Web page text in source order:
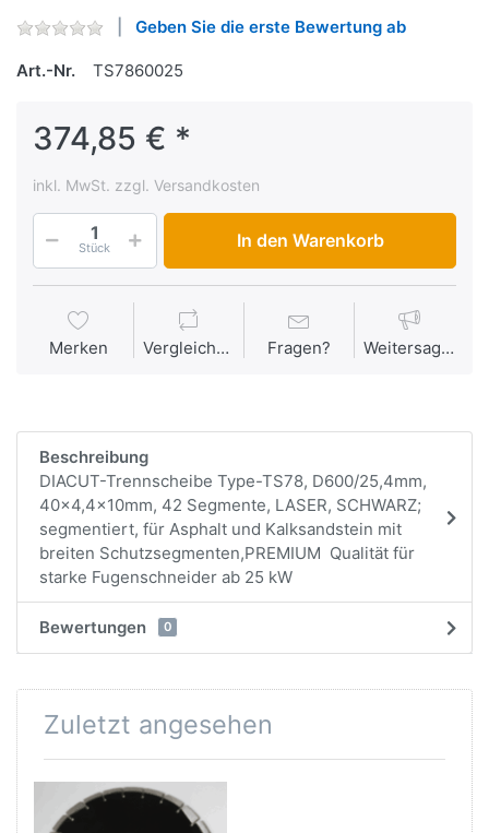
Geben Sie die erste Bewertung ab
Art.-Nr. TS7860025
374,85 € *
inkl. MwSt. zzgl. Versandkosten
Stück In den Warenkorb
Merken Vergleichen Fragen? Weitersagen
Beschreibung
DIACUT-Trennscheibe Type-TS78, D600/25,4mm,
40x4,4x10mm, 42 Segmente, LASER, SCHWARZ;
segmentiert, für Asphalt und Kalksandstein mit
breiten Schutzsegmenten,PREMIUM Qualität für
starke Fugenschneider ab 25 kW
Bewertungen 0
Zuletzt angesehen